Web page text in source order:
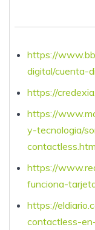
https://
digital/cuenta-
https://
https://
y-tecnologia/
https://
funciona-
https://
contactless-